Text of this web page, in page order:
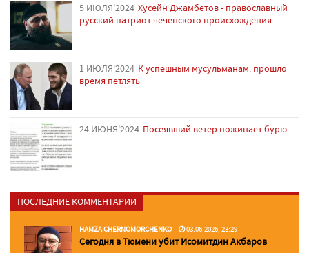
5 ИЮЛЯ'2024 Хусейн Джамбетов - православный
русский патриот чеченского происхождения
1 ИЮЛЯ'2024 К успешным мусульманам: прошло
время петлять
24 ИЮНЯ'2024 Посеявший ветер пожинает бурю
ПОСЛЕДНИЕ КОММЕНТАРИИ
HAMZA CHERNOMORCHENKO 03.06.2026, 23:29
Сегодня в Тюмени убит Исомитдин Акбаров